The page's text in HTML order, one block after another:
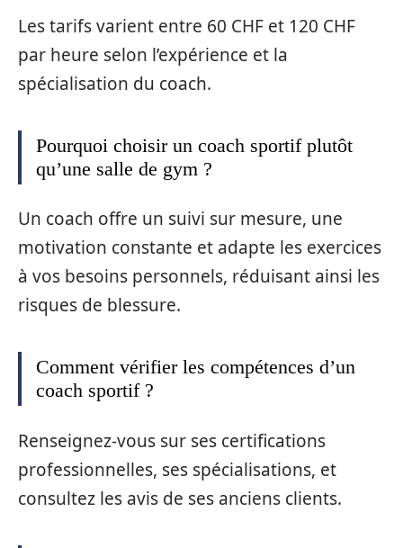
Les tarifs varient entre 60 CHF et 120 CHF
par heure selon l’expérience et la
spécialisation du coach.
Pourquoi choisir un coach sportif plutôt
qu’une salle de gym ?
Un coach offre un suivi sur mesure, une
motivation constante et adapte les exercices
à vos besoins personnels, réduisant ainsi les
risques de blessure.
Comment vérifier les compétences d’un
coach sportif ?
Renseignez-vous sur ses certifications
professionnelles, ses spécialisations, et
consultez les avis de ses anciens clients.